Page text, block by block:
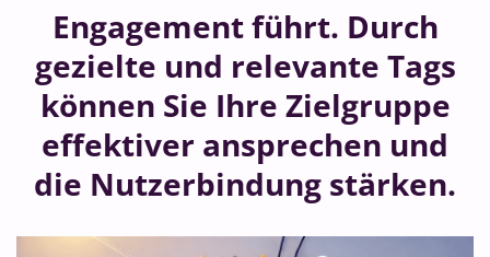
Engagement führt. Durch
gezielte und relevante Tags
können Sie Ihre Zielgruppe
effektiver ansprechen und
die Nutzerbindung stärken.